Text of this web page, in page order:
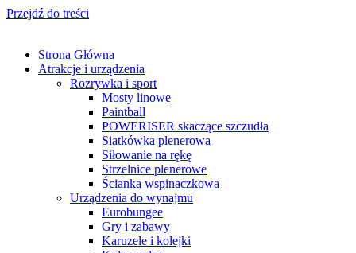
Przejdź do treści
Strona Główna
Atrakcje i urządzenia
Rozrywka i sport
Mosty linowe
Paintball
POWERISER skaczące szczudła
Siatkówka plenerowa
Siłowanie na rękę
Strzelnice plenerowe
Ścianka wspinaczkowa
Urządzenia do wynajmu
Eurobungee
Gry i zabawy
Karuzele i kolejki